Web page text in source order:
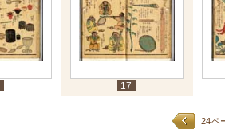
17
24ペ